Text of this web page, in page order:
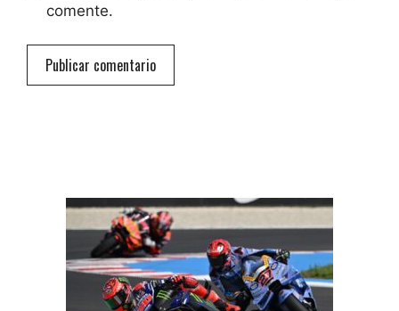
comente.